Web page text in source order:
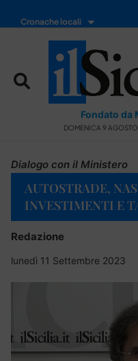
Cronache locali
Fondato da
DOMENICA 9
Dialogo con il Ministero
AUTOSTRADE,
INVESTIMENTI E
Redazione
lunedì 11 Settembre 2023